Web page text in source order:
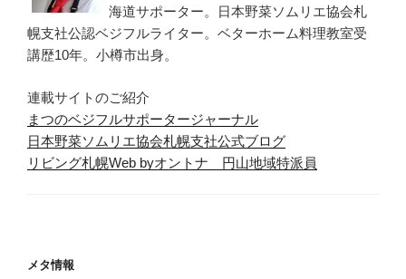
海道サポーター。日本野菜ソムリエ協会札
幌支社公認ベジフルライター。ベターホーム料理教室受
講歴10年。小樽市出身。
連載サイトのご紹介
まつのベジフルサポータージャーナル
日本野菜ソムリエ協会札幌支社公式ブログ
リビング札幌Web byオントナ 円山地域特派員
メタ情報